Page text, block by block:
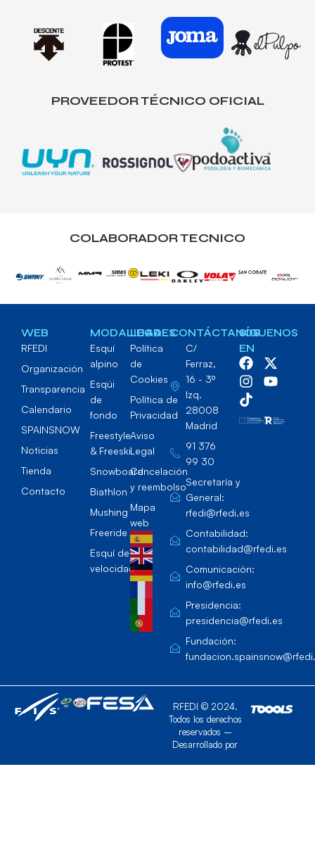
PROVEEDOR TÉCNICO OFICIAL
COLABORADOR TECNICO
WEB
RFEDI
Organización
Transparencia
Calendario
SPAINSNOW
Noticias
Tienda
Contacto
MODALIDADES
Esquí
alpino
Esqúi
de
fondo
Freestyle
& Freeski
Snowboard
Biathlon
Mushing
Freeride
Esquí de
velocidad
LEGAL
Política
de
Cookies
Política de
Privacidad
Aviso
Legal
Cancelación
y reembolso
Mapa
web
CONTÁCTANOS
C/
Ferraz,
16 - 3º
Izq.
28008
Madrid
91 376
99 30
Secretaría y
General:
rfedi@rfedi.es
Contabilidad:
contabilidad@rfedi.es
Comunicación:
info@rfedi.es
Presidencia:
presidencia@rfedi.es
Fundación:
SÍGUENOS
EN
RFEDI © 2024.
Todos los derechos
reservados –
Desarrollado por